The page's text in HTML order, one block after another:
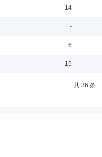
投资责任有限公司发展研究中心
任华宝兴业行业精选股票型证券
总会计师兼监察审计部主任，上
机电股份有限公司独立董事，上
业务部总监，国海富兰克林基金
14
-
6
15
共 36 条